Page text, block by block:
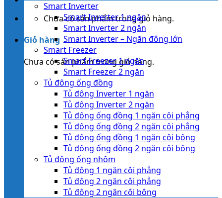
Chưa có sản phẩm trong giỏ hàng.
Giỏ hàng
Chưa có sản phẩm trong giỏ hàng.
Smart Inverter
Smart Inverter 1 ngăn
Smart Inverter 2 ngăn
Smart Inverter – Ngăn đông lớn
Smart Freezer
Smart Freezer 1 ngăn
Smart Freezer 2 ngăn
Tủ đông ống đồng
Tủ đông Inverter 1 ngăn
Tủ đông Inverter 2 ngăn
Tủ đông ống đồng 1 ngăn côi phẳng
Tủ đông ống đồng 2 ngăn côi phẳng
Tủ đông ống đồng 1 ngăn côi bông
Tủ đông ống đồng 2 ngăn côi bông
Tủ đông ống nhôm
Tủ đông 1 ngăn côi phẳng
Tủ đông 2 ngăn côi phẳng
Tủ đông 2 ngăn côi bông